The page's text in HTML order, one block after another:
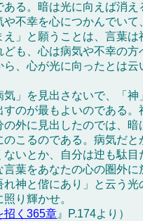
ある。暗は光に向えば消え
や不幸を心につかんでいて
え」と願うことは、言葉は
ども、心は病気や不幸の方
ら、心が光に向ったとは云
気」を見出さないで、「神
すのが最もよいのである。
の外に見出したのでは、暗
のこるのである。病気だと
いとか、自分は迚も駄目
言葉をあなたの心の圏外に
れ神と偕にあり」と云う光
り輝かせ。
招く365章 』P.174より）